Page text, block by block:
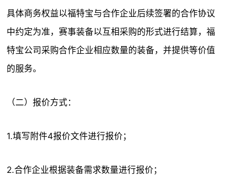
具体商务权益以福特宝与合作企业后续签署的合作协议
中约定为准，赛事装备以互相采购的形式进行结算，福
特宝公司采购合作企业相应数量的装备，并提供等价值
的服务。
（二）报价方式：
1.填写附件4报价文件进行报价；
2.合作企业根据装备需求数量进行报价；